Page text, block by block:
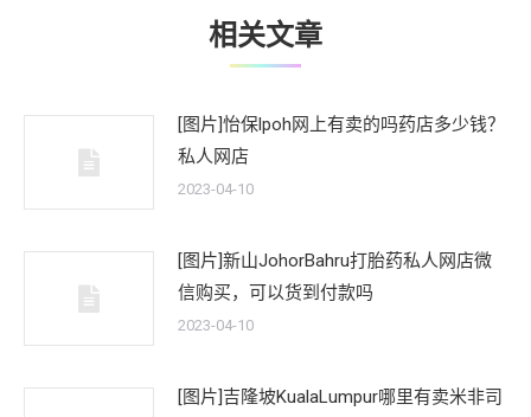
相关文章
[图片]怡保lpoh网上有卖的吗药店多少钱？
私人网店
2023-04-10
[图片]新山JohorBahru打胎药私人网店微
信购买，可以货到付款吗
2023-04-10
[图片]吉隆坡KualaLumpur哪里有卖米非司